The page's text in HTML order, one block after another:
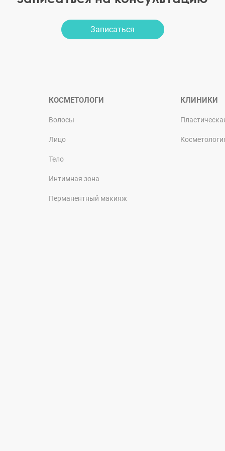
Записаться
КОСМЕТОЛОГИ
Волосы
Лицо
Тело
Интимная зона
Перманентный макияж
КЛИНИКИ